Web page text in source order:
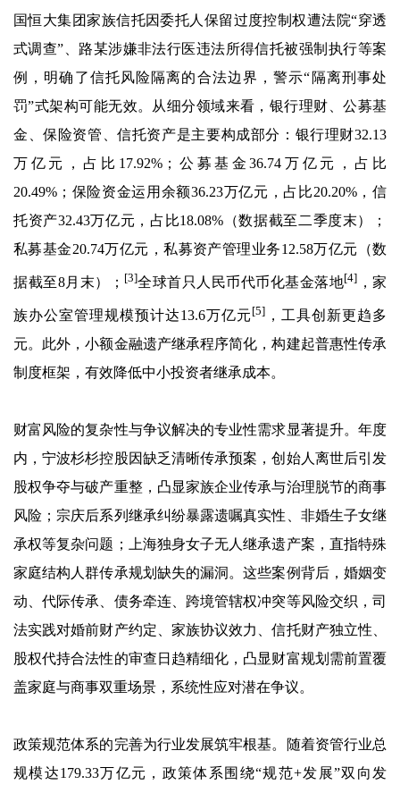
国恒大集团家族信托因委托人保留过度控制权遭法院“穿透
式调查”、路某涉嫌非法行医违法所得信托被强制执行等案
例，明确了信托风险隔离的合法边界，警示“隔离刑事处
罚”式架构可能无效。从细分领域来看，银行理财、公募基
金、保险资管、信托资产是主要构成部分：银行理财32.13
万亿元，占比17.92%；公募基金36.74万亿元，占比
20.49%；保险资金运用余额36.23万亿元，占比20.20%，信
托资产32.43万亿元，占比18.08%（数据截至二季度末）；
私募基金20.74万亿元，私募资产管理业务12.58万亿元（数
据截至8月末）； [3]全球首只人民币代币化基金落地[4] ，家
族办公室管理规模预计达13.6万亿元 [5] ，工具创新更趋多
元。此外，小额金融遗产继承程序简化，构建起普惠性传承
制度框架，有效降低中小投资者继承成本。
财富风险的复杂性与争议解决的专业性需求显著提升。年度
内，宁波杉杉控股因缺乏清晰传承预案，创始人离世后引发
股权争夺与破产重整，凸显家族企业传承与治理脱节的商事
风险；宗庆后系列继承纠纷暴露遗嘱真实性、非婚生子女继
承权等复杂问题；上海独身女子无人继承遗产案，直指特殊
家庭结构人群传承规划缺失的漏洞。这些案例背后，婚姻变
动、代际传承、债务牵连、跨境管辖权冲突等风险交织，司
法实践对婚前财产约定、家族协议效力、信托财产独立性、
股权代持合法性的审查日趋精细化，凸显财富规划需前置覆
盖家庭与商事双重场景，系统性应对潜在争议。
政策规范体系的完善为行业发展筑牢根基。随着资管行业总
规模达179.33万亿元，政策体系围绕“规范+发展”双向发